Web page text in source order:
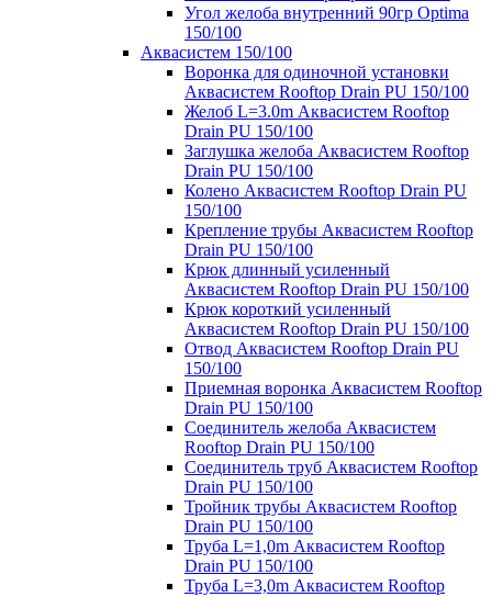
Угол желоба внутренний 90гр Optima
150/100
Аквасистем 150/100
Воронка для одиночной установки
Аквасистем Rooftop Drain PU 150/100
Желоб L=3.0m Аквасистем Rooftop
Drain PU 150/100
Заглушка желоба Аквасистем Rooftop
Drain PU 150/100
Колено Аквасистем Rooftop Drain PU
150/100
Крепление трубы Аквасистем Rooftop
Drain PU 150/100
Крюк длинный усиленный
Аквасистем Rooftop Drain PU 150/100
Крюк короткий усиленный
Аквасистем Rooftop Drain PU 150/100
Отвод Аквасистем Rooftop Drain PU
150/100
Приемная воронка Аквасистем Rooftop
Drain PU 150/100
Соединитель желоба Аквасистем
Rooftop Drain PU 150/100
Соединитель труб Аквасистем Rooftop
Drain PU 150/100
Тройник трубы Аквасистем Rooftop
Drain PU 150/100
Труба L=1,0m Аквасистем Rooftop
Drain PU 150/100
Труба L=3,0m Аквасистем Rooftop